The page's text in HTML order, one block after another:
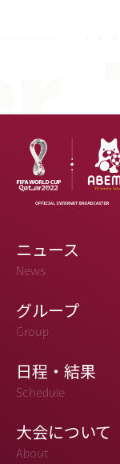
ニュース
News
グループ
Group
日程・結果
Schedule
大会について
About